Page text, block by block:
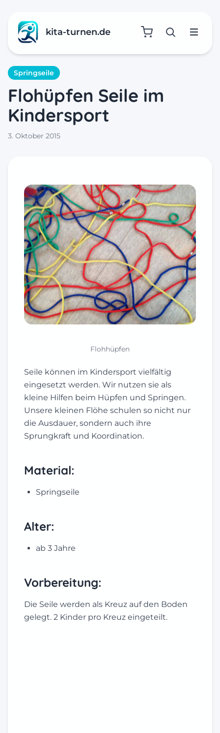
kita-turnen.de SucheMenü
Springseile
Flohüpfen Seile im
Kindersport
3. Oktober 2015
Flohhüpfen
Seile können im Kindersport vielfältig
eingesetzt werden. Wir nutzen sie als
kleine Hilfen beim Hüpfen und Springen.
Unsere kleinen Flöhe schulen so nicht nur
die Ausdauer, sondern auch ihre
Sprungkraft und Koordination.
Material:
Springseile
Alter:
ab 3 Jahre
Vorbereitung:
Die Seile werden als Kreuz auf den Boden
gelegt. 2 Kinder pro Kreuz eingeteilt.